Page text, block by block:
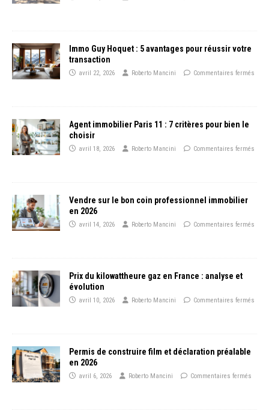
Immo Guy Hoquet : 5 avantages pour réussir votre
transaction
avril 22, 2026 Roberto Mancini Commentaires fermés
Agent immobilier Paris 11 : 7 critères pour bien le
choisir
avril 18, 2026 Roberto Mancini Commentaires fermés
Vendre sur le bon coin professionnel immobilier
en 2026
avril 14, 2026 Roberto Mancini Commentaires fermés
Prix du kilowattheure gaz en France : analyse et
évolution
avril 10, 2026 Roberto Mancini Commentaires fermés
Permis de construire film et déclaration préalable
en 2026
avril 6, 2026 Roberto Mancini Commentaires fermés